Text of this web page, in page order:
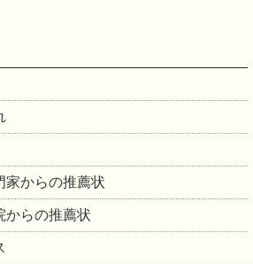
家からの推薦状
からの推薦状